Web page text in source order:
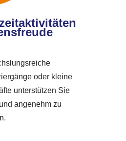
oder kleine
unterstützen Sie
angenehm zu